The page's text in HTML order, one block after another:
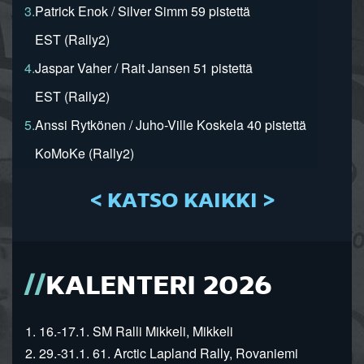
3.Patrick Enok / Silver Simm 59 pistettä
EST (Rally2)
4.Jaspar Vaher / Rait Jansen 51 pistettä
EST (Rally2)
5.Anssi Rytkönen / Juho-Ville Koskela 40 pistettä
KoMoKe (Rally2)
< KATSO KAIKKI >
KALENTERI 2026
1. 16.-17.1. SM Ralli Mikkeli, Mikkeli
2. 29.-31.1. 61. Arctic Lapland Rally, Rovaniemi